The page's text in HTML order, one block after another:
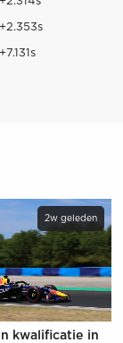
+2.353s
+7.131s
2w geleden
kwalificatie in